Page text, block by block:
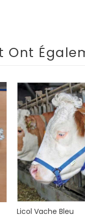
Ont
Licol Vache Bleu